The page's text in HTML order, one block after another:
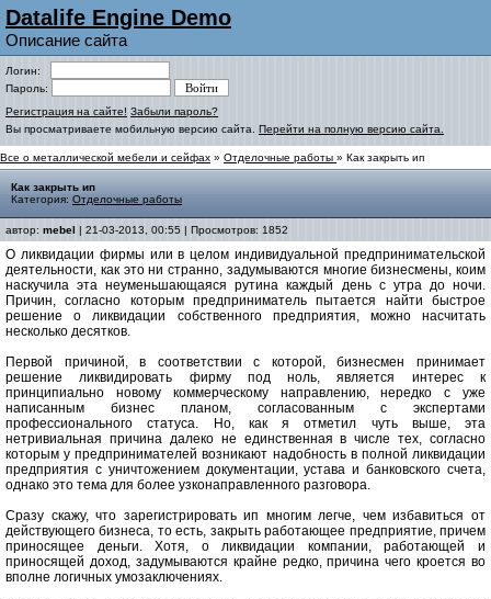
Datalife Engine Demo
Описание сайта
Логин:
Пароль:
Регистрация на сайте! Забыли пароль?
Вы просматриваете мобильную версию сайта. Перейти на полную версию сайта.
Все о металлической мебели и сейфах » Отделочные работы » Как закрыть ип
Как закрыть ип
Категория: Отделочные работы
автор: mebel | 21-03-2013, 00:55 | Просмотров: 1852
О ликвидации фирмы или в целом индивидуальной предпринимательской
деятельности, как это ни странно, задумываются многие бизнесмены, коим
наскучила эта неуменьшающаяся рутина каждый день с утра до ночи.
Причин, согласно которым предприниматель пытается найти быстрое
решение о ликвидации собственного предприятия, можно насчитать
несколько десятков.
Первой причиной, в соответствии с которой, бизнесмен принимает
решение ликвидировать фирму под ноль, является интерес к
принципиально новому коммерческому направлению, нередко с уже
написанным бизнес планом, согласованным с экспертами
профессионального статуса. Но, как я отметил чуть выше, эта
нетривиальная причина далеко не единственная в числе тех, согласно
которым у предпринимателей возникают надобность в полной ликвидации
предприятия с уничтожением документации, устава и банковского счета,
однако это тема для более узконаправленного разговора.
Сразу скажу, что зарегистрировать ип многим легче, чем избавиться от
действующего бизнеса, то есть, закрыть работающее предприятие, причем
приносящее деньги. Хотя, о ликвидации компании, работающей и
приносящей доход, задумываются крайне редко, причина чего кроется во
вполне логичных умозаключениях.